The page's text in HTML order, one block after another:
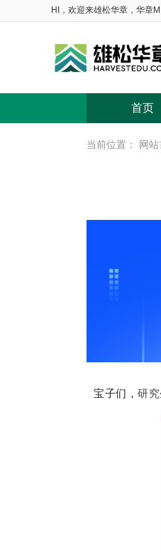
HI，欢迎来雄松华章，华章
首页
当前位置： 网
宝子们，研